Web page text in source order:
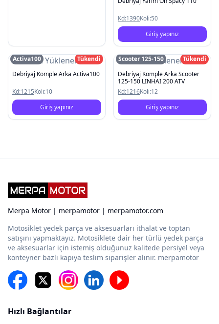
Kd:1390Koli:50
Giriş yapınız
Resim Yüklenemedi
Activa100
Tükendi
Debriyaj Komple Arka Activa100
Kd:1215Koli:10
Giriş yapınız
Resim Yüklenemedi
Scooter 125-150
Tükendi
Debriyaj Komple Arka Scooter
125-150 LINHAI 200 ATV
Kd:1216Koli:12
Giriş yapınız
Merpa Motor | merpamotor | merpamotor.com
Motosiklet yedek parça ve aksesuarları ithalat ve toptan
satışını yapmaktayız. Motosiklete dair her türlü yedek parça
ve aksesuarlar için istemiş olduğunuz kalitede persiyel veya
konteyner bazlı kapıya teslim siparişler alınır. merpamotor
Hızlı Bağlantılar